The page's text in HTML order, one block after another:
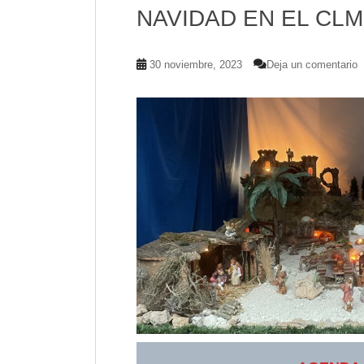
NAVIDAD EN EL
30 noviembre, 2023 Deja un comentario